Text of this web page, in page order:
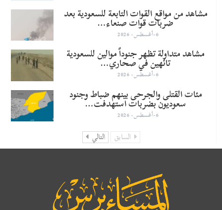
مشاهد من مواقع القوات التابعة للسعودية بعد
ضربات قوات صنعاء…
6-أغسطس- 2026
مشاهد متداولة تظهر جنوداً موالين للسعودية
تائهين في صحاري…
6-أغسطس- 2026
مئات القتلى والجرحى بينهم ضباط وجنود
سعوديون بضربات استهدفت…
6-أغسطس- 2026
السابق التالي